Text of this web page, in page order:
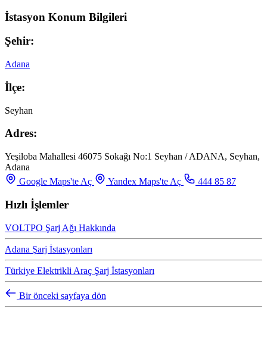
İstasyon Konum Bilgileri
Şehir:
Adana
İlçe:
Seyhan
Adres:
Yeşiloba Mahallesi 46075 Sokağı No:1 Seyhan / ADANA, Seyhan,
Adana
Google Maps'te Aç
Yandex Maps'te Aç 444 85 87
Hızlı İşlemler
VOLTPO Şarj Ağı Hakkında
Adana Şarj İstasyonları
Türkiye Elektrikli Araç Şarj İstasyonları
Bir önceki sayfaya dön